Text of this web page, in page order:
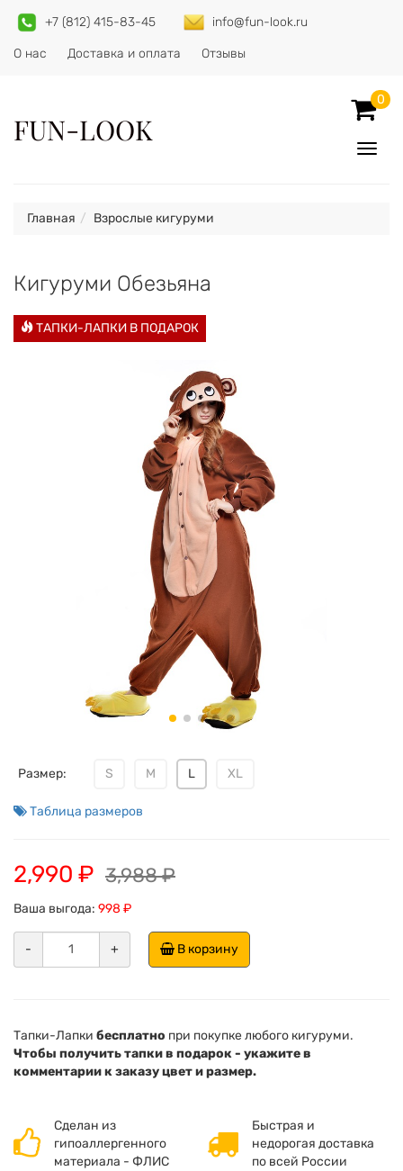
+7 (812) 415-83-45 info@fun-look.ru
О нас Доставка и оплата Отзывы
FUN-LOOK
0
Главная Взрослые кигуруми
Кигуруми Обезьяна
ТАПКИ-ЛАПКИ В ПОДАРОК
Размер: S M L XL
Таблица размеров
2,990 ₽ 3,988 ₽
Ваша выгода: 998 ₽
- + В корзину
Тапки-Лапки бесплатно при покупке любого кигуруми.
Чтобы получить тапки в подарок - укажите в
комментарии к заказу цвет и размер.
Сделан из
гипоаллергенного
материала - ФЛИС
Быстрая и
недорогая доставка
по всей России